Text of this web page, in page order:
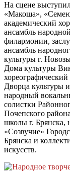
На сцене
«Макоша»,
академический
ансамбль
филармонии,
ансамбль
культуры г.
Дома культуры
Дворца культуры
народный
солистки
Почепского
школы г. Брянска,
«Созвучие»
Брянска и
искусств.